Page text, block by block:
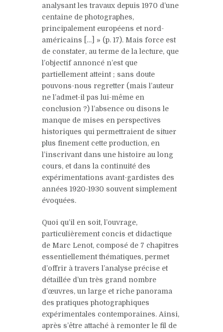
analysant les travaux depuis 1970 d’une
centaine de photographes,
principalement européens et nord-
américains […] » (p. 17). Mais force est
de constater, au terme de la lecture, que
l’objectif annoncé n’est que
partiellement atteint ; sans doute
pouvons-nous regretter (mais l’auteur
ne l’admet-il pas lui-même en
conclusion ?) l’absence ou disons le
manque de mises en perspectives
historiques qui permettraient de situer
plus finement cette production, en
l’inscrivant dans une histoire au long
cours, et dans la continuité des
expérimentations avant-gardistes des
années 1920-1930 souvent simplement
évoquées.
Quoi qu’il en soit, l’ouvrage,
particulièrement concis et didactique
de Marc Lenot, composé de 7 chapitres
essentiellement thématiques, permet
d’offrir à travers l’analyse précise et
détaillée d’un très grand nombre
d’œuvres, un large et riche panorama
des pratiques photographiques
expérimentales contemporaines. Ainsi,
après s’être attaché à remonter le fil de